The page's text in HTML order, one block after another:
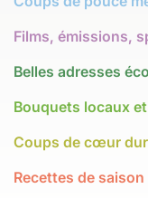
Films, émissions,
Belles adresses
Bouquets locaux
Coups de cœur
Recettes de